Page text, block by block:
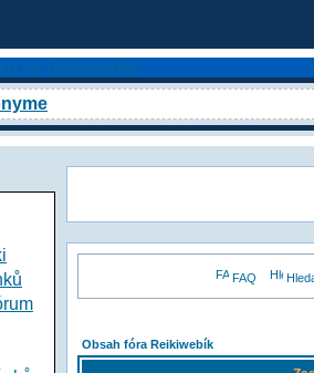
FAQ
Obsah fóra Reikiwebík